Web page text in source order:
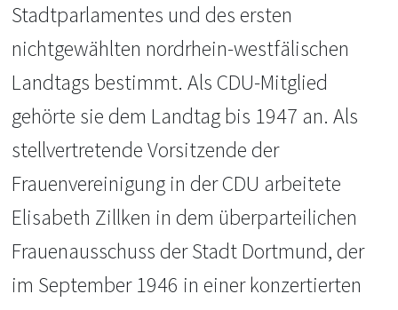
Stadtparlamentes und des ersten
nichtgewählten nordrhein-westfälischen
Landtags bestimmt. Als CDU-Mitglied
gehörte sie dem Landtag bis 1947 an. Als
stellvertretende Vorsitzende der
Frauenvereinigung in der CDU arbeitete
Elisabeth Zillken in dem überparteilichen
Frauenausschuss der Stadt Dortmund, der
im September 1946 in einer konzertierten